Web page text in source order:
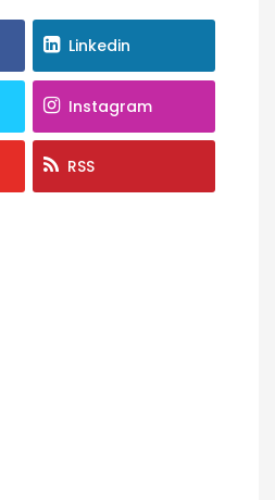
Linkedin
Instagram
RSS